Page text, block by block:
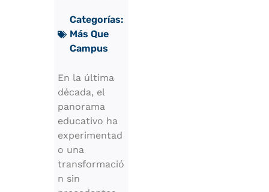
Categorías:
Más Que
Campus
En la última
década, el
panorama
educativo ha
experimentad
o una
transformació
n sin